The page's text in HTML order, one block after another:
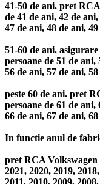
41-50 de ani. pret
de 41 de ani, 42 de
47 de ani, 48 de ani,
51-60 de ani.
persoane de 51 de ani,
56 de ani, 57 de ani,
peste 60 de ani. pret
persoane de 61 de ani,
66 de ani, 67 de ani,
In functie anul de
pret RCA Volkswagen
2021, 2020, 2019,